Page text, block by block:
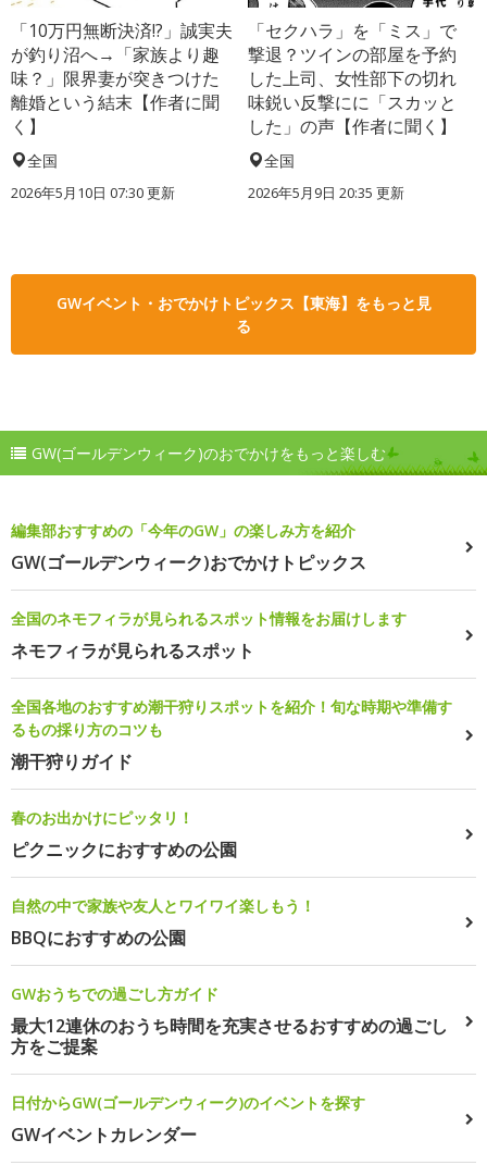
「10万円無断決済!?」誠実夫
が釣り沼へ→「家族より趣
味？」限界妻が突きつけた
離婚という結末【作者に聞
く】
全国
2026年5月10日 07:30 更新
「セクハラ」を「ミス」で
撃退？ツインの部屋を予約
した上司、女性部下の切れ
味鋭い反撃にに「スカッと
した」の声【作者に聞く】
全国
2026年5月9日 20:35 更新
GWイベント・おでかけトピックス【東海】をもっと見
る
GW(ゴールデンウィーク)のおでかけをもっと楽しむ
編集部おすすめの「今年のGW」の楽しみ方を紹介
GW(ゴールデンウィーク)おでかけトピックス
全国のネモフィラが見られるスポット情報をお届けします
ネモフィラが見られるスポット
全国各地のおすすめ潮干狩りスポットを紹介！旬な時期や準備す
るもの採り方のコツも
潮干狩りガイド
春のお出かけにピッタリ！
ピクニックにおすすめの公園
自然の中で家族や友人とワイワイ楽しもう！
BBQにおすすめの公園
GWおうちでの過ごし方ガイド
最大12連休のおうち時間を充実させるおすすめの過ごし
方をご提案
日付からGW(ゴールデンウィーク)のイベントを探す
GWイベントカレンダー